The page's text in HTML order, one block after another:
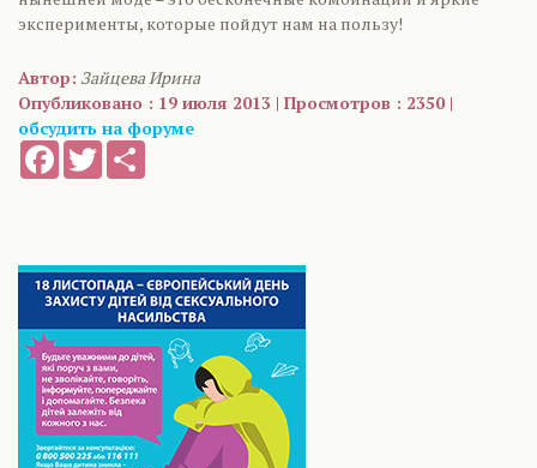
эксперименты, которые пойдут нам на пользу!
Автор: Зайцева Ирина
Опубликовано : 19 июля 2013 | Просмотров : 2350 |
обсудить на форуме
FacebookTwitter